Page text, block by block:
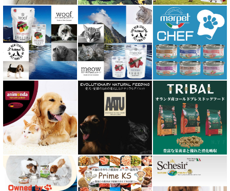
ヒマラヤ ドッグ チーズ チュウ
ファープラスト 歯みがきガム
フィッシュ4 ペットフード正規品
フィールドエイト
フォルツァ10 FORZA10
プライムケイズ さかい企画
ブリスミックス BLISMIX
プレスティージ PRESTIGE
プロデン ProDen